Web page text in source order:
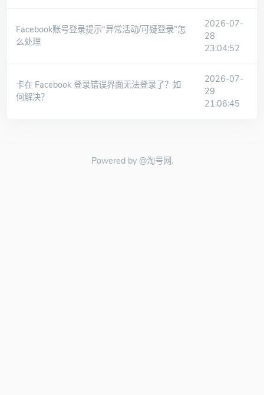
Facebook账号登录提示“异常活动/可疑登录”怎
么处理
2026-07-
28
23:04:52
卡在 Facebook 登录错误界面无法登录了？如
何解决？
2026-07-
29
21:06:45
Powered by @淘号网.